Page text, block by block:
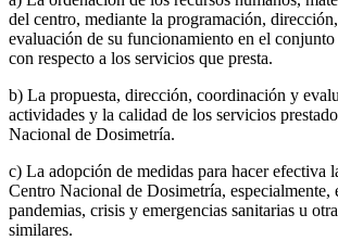
del centro, mediante la programación,
evaluación de su funcionamiento en el
con respecto a los servicios que presta.
b) La propuesta, dirección, coordinación y
actividades y la calidad de los servicios
Nacional de Dosimetría.
c) La adopción de medidas para hacer efectiva
Centro Nacional de Dosimetría, especialmente,
pandemias, crisis y emergencias sanitarias u
similares.